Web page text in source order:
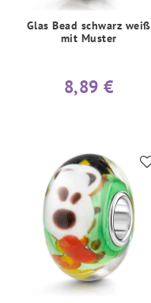
Glas Bead schwarz weiß
mit Muster
8,89 €